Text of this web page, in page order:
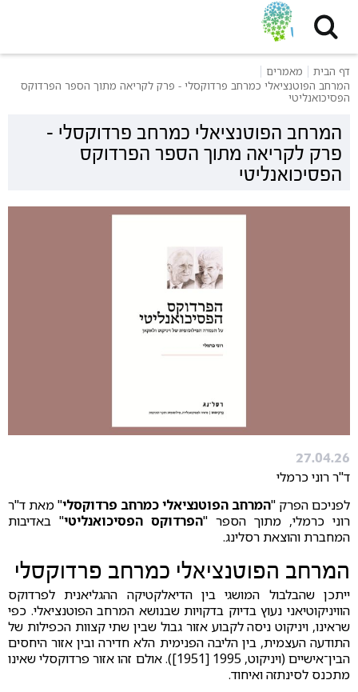
דף הבית
מאמרים
המרחב הפוטנציאלי כמרחב פרדוקסלי - פרק לקריאה מתוך הספר הפרדוקס
הפסיכואנליטי
המרחב הפוטנציאלי כמרחב פרדוקסלי -
פרק לקריאה מתוך הספר הפרדוקס
הפסיכואנליטי
27.04.26
ד"ר רוני כרמלי
לפניכם הפרק "המרחב הפוטנציאלי כמרחב פרדוקסלי" מאת ד"ר
רוני כרמלי, מתוך הספר "הפרדוקס הפסיכואנליטי" באדיבות
המחברת והוצאת רסלינג.
המרחב הפוטנציאלי כמרחב פרדוקסלי
ייתכן שהבלבול המושגי בין הדיאלקטיקה ההגליאנית לפרדוקס
הוויניקוטיאני נעוץ בדיוק בדקויות שבנושא המרחב הפוטנציאלי. כפי
שראינו, ויניקוט ניסה לקבוע אזור גבול שבין שתי קצוות הכפילות של
התודעה העצמית, בין הליבה הפנימית הלא חדירה ובין אזור היחסים
הבין־אישיים (ויניקוט, 1995 [1951]). אולם זהו אזור פרדוקסלי שאינו
מתכנס לסינתזה ואיחוד.